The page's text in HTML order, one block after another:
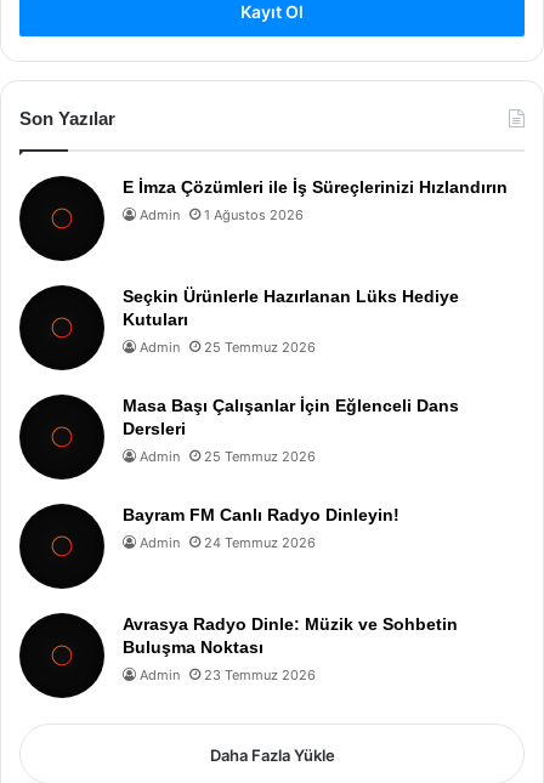
Kayıt Ol
Son Yazılar
E İmza Çözümleri ile İş Süreçlerinizi Hızlandırın
Admin 1 Ağustos 2026
Seçkin Ürünlerle Hazırlanan Lüks Hediye
Kutuları
Admin 25 Temmuz 2026
Masa Başı Çalışanlar İçin Eğlenceli Dans
Dersleri
Admin 25 Temmuz 2026
Bayram FM Canlı Radyo Dinleyin!
Admin 24 Temmuz 2026
Avrasya Radyo Dinle: Müzik ve Sohbetin
Buluşma Noktası
Admin 23 Temmuz 2026
Daha Fazla Yükle